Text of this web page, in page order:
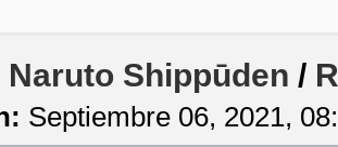
Naruto Shippūden /
Septiembre 06, 2021,